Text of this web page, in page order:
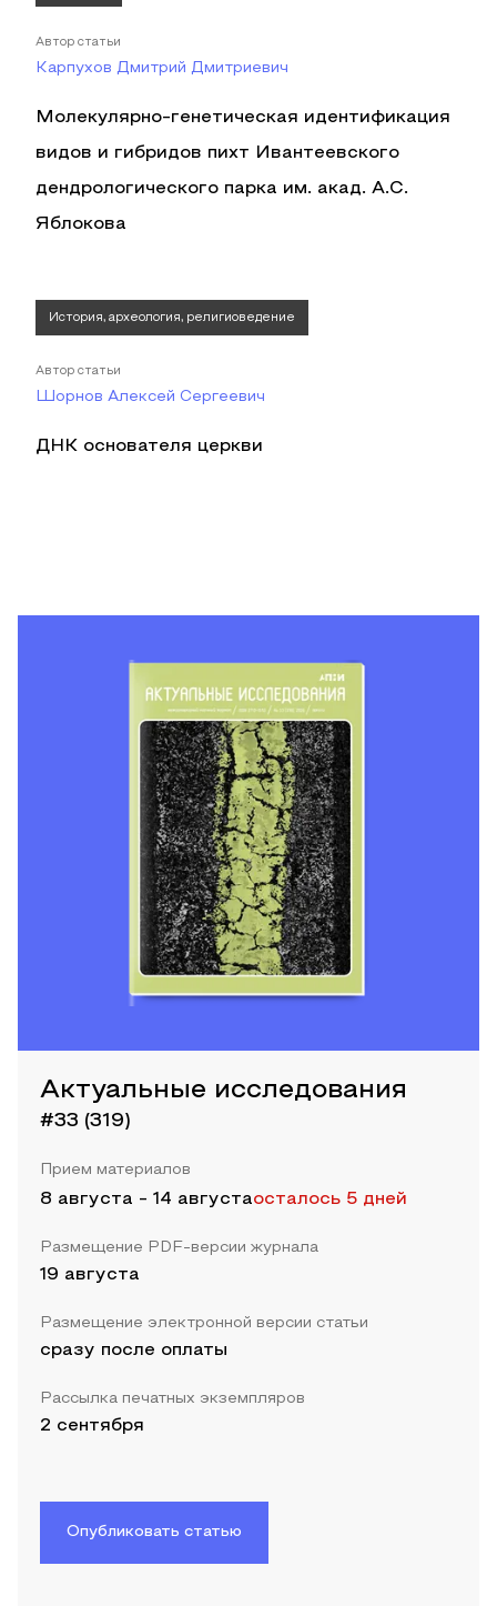
Автор статьи
Карпухов Дмитрий Дмитриевич
Молекулярно-генетическая идентификация
видов и гибридов пихт Ивантеевского
дендрологического парка им. акад. А.С.
Яблокова
История, археология, религиоведение
Автор статьи
Шорнов Алексей Сергеевич
ДНК основателя церкви
Актуальные исследования
#33 (319)
Прием материалов
8 августа - 14 августаосталось 5 дней
Размещение PDF-версии журнала
19 августа
Размещение электронной версии статьи
сразу после оплаты
Рассылка печатных экземпляров
2 сентября
Опубликовать статью